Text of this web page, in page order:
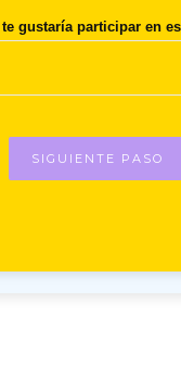
te gustaría participar en